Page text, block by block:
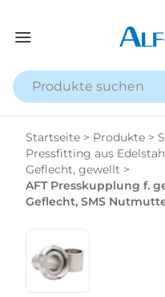
Startseite > Produkte >
Pressfitting aus
Geflecht, gewellt >
AFT Presskupplung f.
Geflecht, SMS